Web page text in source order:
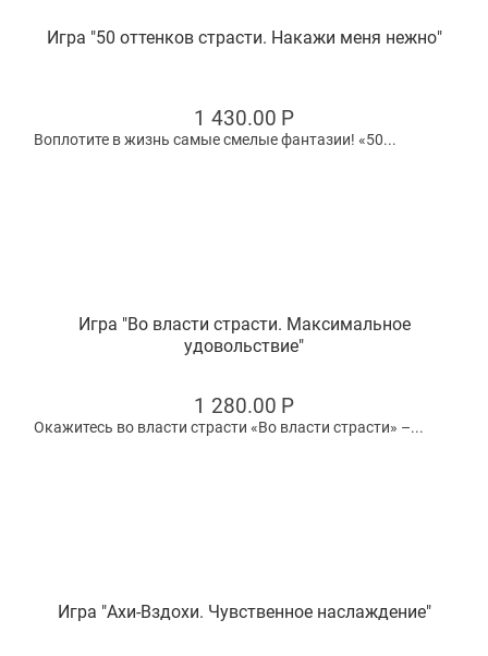
Игра "50 оттенков страсти. Накажи меня нежно"
1 430.00 Р
Воплотите в жизнь самые смелые фантазии! «50...
Игра "Во власти страсти. Максимальное
удовольствие"
1 280.00 Р
Окажитесь во власти страсти «Во власти страсти» –...
Игра "Ахи-Вздохи. Чувственное наслаждение"